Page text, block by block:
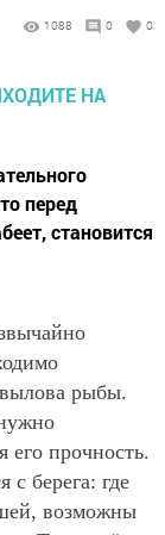
1088 0 0
перед
становится
вылова рыбы.
его прочность.
с берега: где
возможны